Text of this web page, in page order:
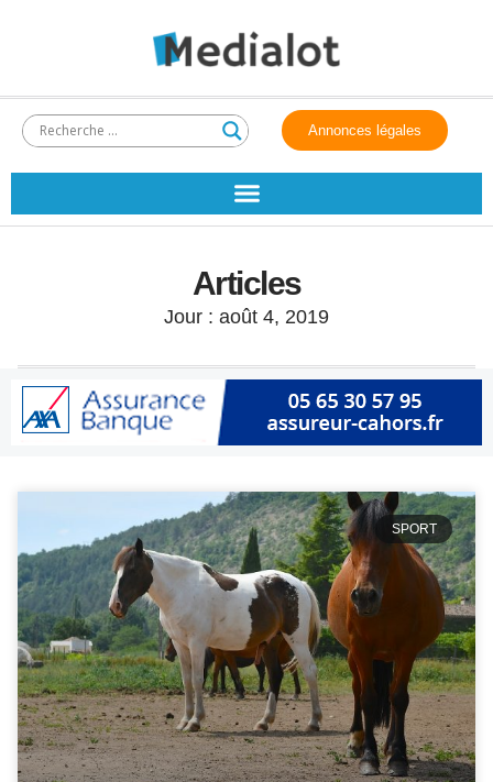
Annonces légales
Articles
Jour : août 4, 2019
SPORT